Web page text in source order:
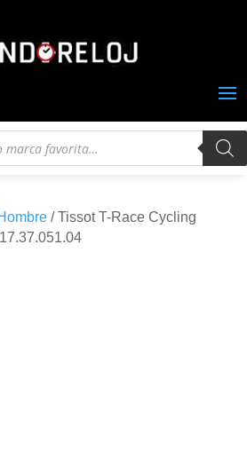
/ Tissot T-Race Cycling